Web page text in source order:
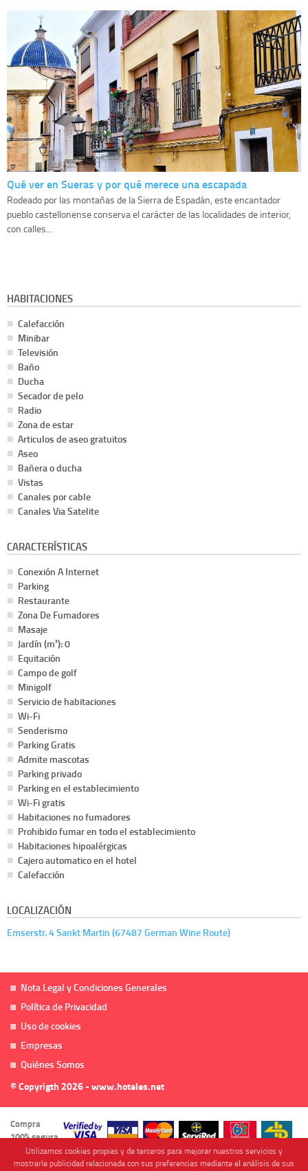
Qué ver en Sueras y por qué merece una escapada
Rodeado por las montañas de la Sierra de Espadán, este encantador
pueblo castellonense conserva el carácter de las localidades de interior,
con calles...
HABITACIONES
Calefacción
Minibar
Televisión
Baño
Ducha
Secador de pelo
Radio
Zona de estar
Articulos de aseo gratuitos
Aseo
Bañera o ducha
Vistas
Canales por cable
Canales Via Satelite
CARACTERÍSTICAS
Conexión A Internet
Parking
Restaurante
Zona De Fumadores
Masaje
Jardín (m²): 0
Equitación
Campo de golf
Minigolf
Servicio de habitaciones
Wi-Fi
Senderismo
Parking Gratis
Admite mascotas
Parking privado
Parking en el establecimiento
Wi-Fi gratis
Habitaciones no fumadores
Prohibido fumar en todo el establecimiento
Habitaciones hipoalérgicas
Cajero automatico en el hotel
Calefacción
LOCALIZACIÓN
Emserstr. 4 Sankt Martin (67487 German Wine Route)
Nota Legal y Condiciones Generales
Política de Privacidad
Uso de cookies
Empresas
Quiénes Somos
© Copyrigth 2026 - www.hoteles.net
Compra
100% segura
Utilizamos cookies propias y de terceros para mejorar nuestros servicios y
mostrarle publicidad relacionada con sus preferencias mediante el análisis de sus